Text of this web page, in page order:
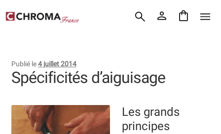
Aller
Aller
Chroma France
Commande
Contact
Publié le4 juillet 2014
Spécificités d’aiguisage
Les grands
principes